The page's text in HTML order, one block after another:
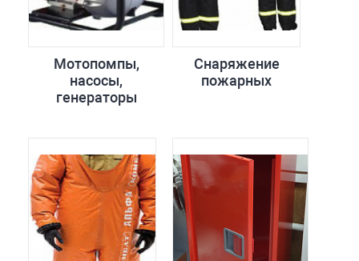
Мотопомпы,
насосы,
генераторы
Снаряжение
пожарных